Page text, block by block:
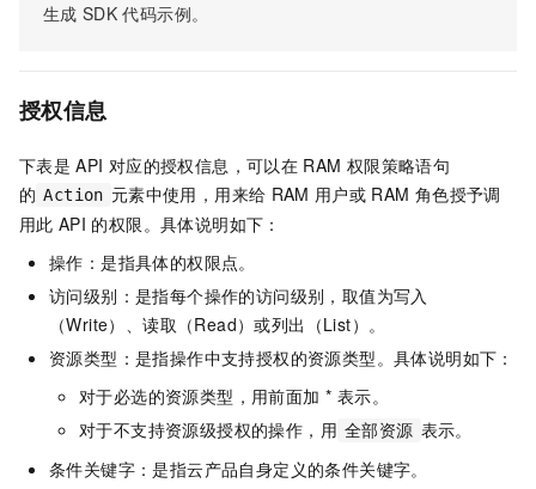
生成 SDK 代码示例。
授权信息
下表是 API 对应的授权信息，可以在 RAM 权限策略语句
的 Action 元素中使用，用来给 RAM 用户或 RAM 角色授予调
用此 API 的权限。具体说明如下：
操作：是指具体的权限点。
访问级别：是指每个操作的访问级别，取值为写入
（Write）、读取（Read）或列出（List）。
资源类型：是指操作中支持授权的资源类型。具体说明如下：
对于必选的资源类型，用前面加 * 表示。
对于不支持资源级授权的操作，用 全部资源 表示。
条件关键字：是指云产品自身定义的条件关键字。